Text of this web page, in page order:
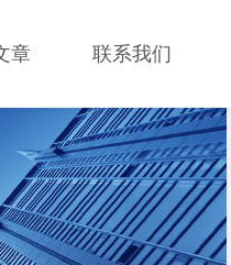
章 联系我们